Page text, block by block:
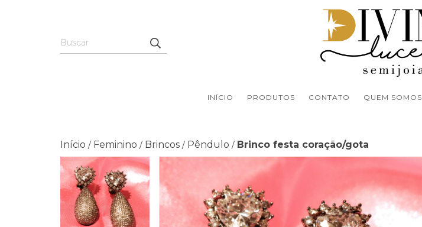
INÍCIO PRODUTOS CONTATO QUEM SOMOS
Início / Feminino / Brincos / Pêndulo / Brinco festa coração/gota